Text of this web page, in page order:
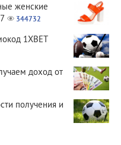
женские
344732
1XBET
доход от
получения и